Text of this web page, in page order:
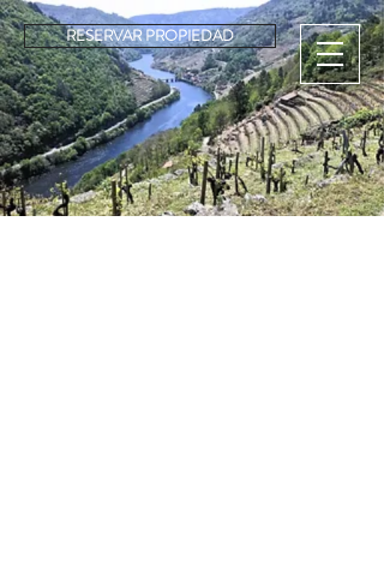
RESERVAR PROPIEDAD